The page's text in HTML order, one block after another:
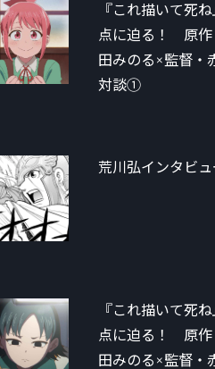
『これ描いて死
点に迫る！ 原作
田みのる×監督・
対談①
荒川弘インタビ
『これ描いて死
点に迫る！ 原作
田みのる×監督・